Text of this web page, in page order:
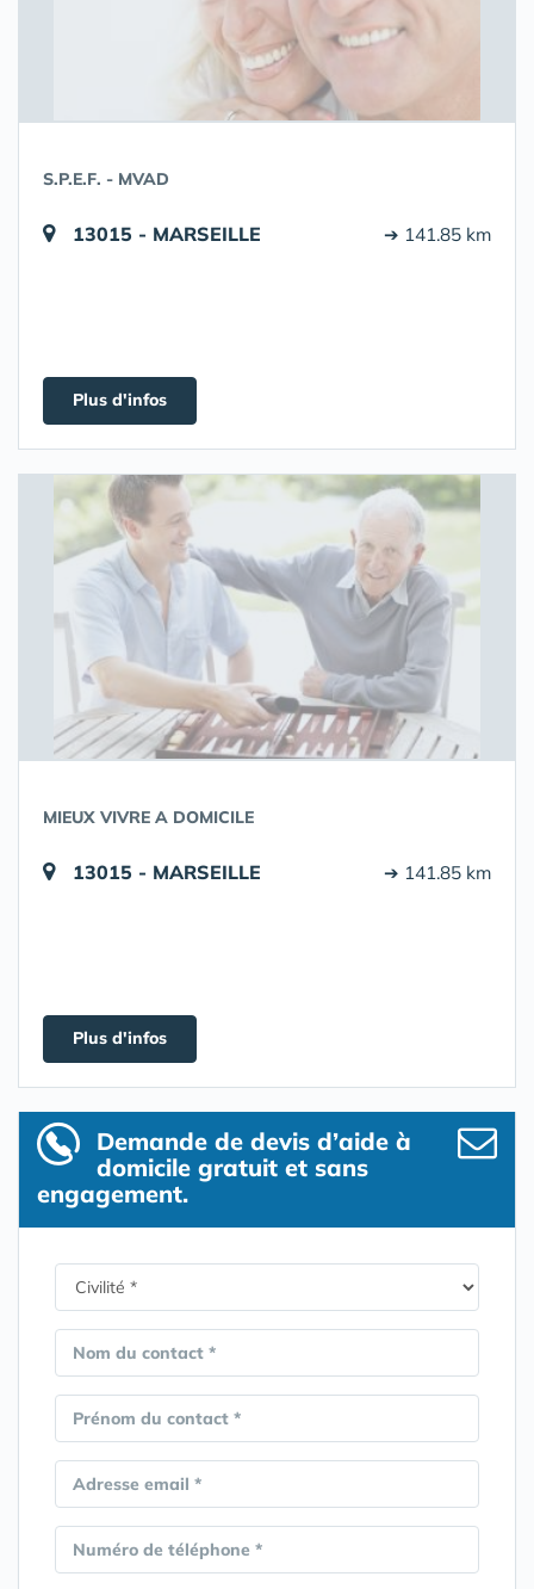
S.P.E.F. - MVAD
13015 - MARSEILLE ➔ 141.85 km
Plus d'infos
MIEUX VIVRE A DOMICILE
13015 - MARSEILLE ➔ 141.85 km
Plus d'infos
Demande de devis d’aide à
domicile gratuit et sans
engagement.
Nom du contact *
Prénom du contact *
Adresse email *
Numéro de téléphone *